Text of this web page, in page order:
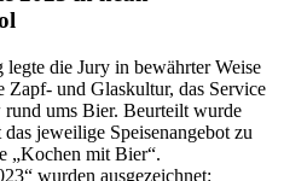
die Jury in bewährter Weise
Zapf- und Glaskultur, das Service
ums Bier. Beurteilt wurde
jeweilige Speisenangebot zu
„Kochen mit Bier“.
wurden ausgezeichnet: